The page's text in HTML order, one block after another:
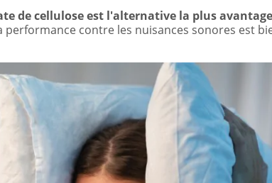
de cellulose est l'alternative la plus
performance contre les nuisances sonores est